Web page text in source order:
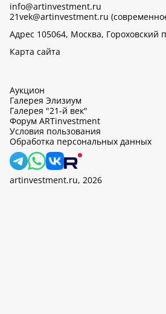
info@artinvestment.ru
21vek@artinvestment.ru
Адрес 105064, Москва, Гороховский
Карта сайта
Аукцион
Галерея Элизиум
Галерея "21-й век"
Форум ARTinvestment
Условия пользования
Обработка персональных данных
artinvestment.ru, 2026